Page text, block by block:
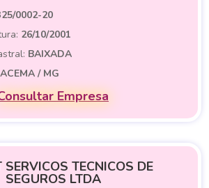
0002-20
26/10/2001
BAIXADA
/ MG
Empresa
SERVICOS TECNICOS DE
SEGUROS LTDA